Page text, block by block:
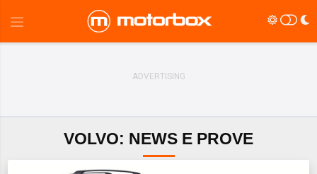
VOLVO: NEWS E PROVE